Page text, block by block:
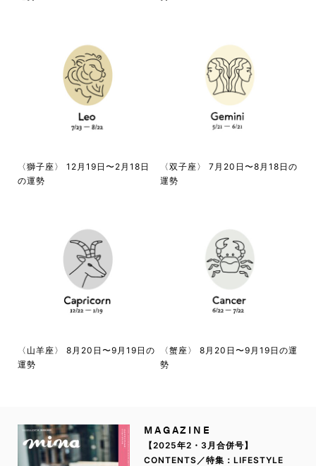
〈獅子座〉 12月19日〜2月18日
の運勢
〈双子座〉 7月20日〜8月18日の
運勢
〈山羊座〉 8月20日〜9月19日の
運勢
〈蟹座〉 8月20日〜9月19日の運
勢
MAGAZINE
【2025年2・3月合併号】
CONTENTS／特集：LIFESTYLE